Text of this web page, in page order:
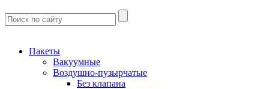
Пакеты
Вакуумные
Воздушно-пузырчатые
Без клапана